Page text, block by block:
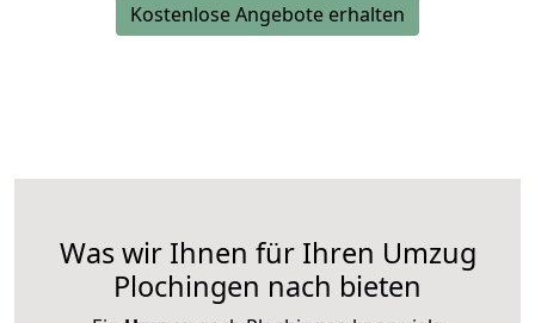
Kostenlose Angebote erhalten
Was wir Ihnen für Ihren Umzug
Plochingen nach bieten